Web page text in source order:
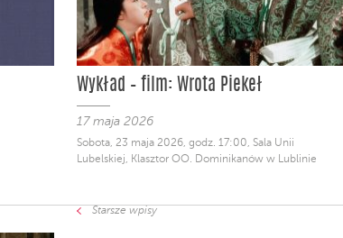
Wykład – film: Wrota Piekeł
17 maja 2026
Sobota, 23 maja 2026, godz. 17:00, Sala Unii
Lubelskiej, Klasztor OO. Dominikanów w Lublinie
Starsze wpisy